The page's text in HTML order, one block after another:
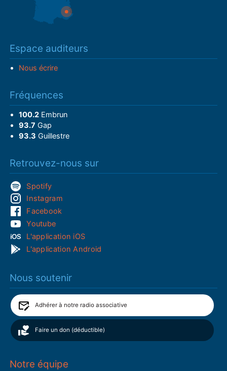
Espace auditeurs
Nous écrire
Fréquences
100.2Embrun
93.7 Gap
93.3 Guillestre
Retrouvez-nous sur
Spotify
Instagram
Facebook
Youtube
L'application iOS
L'application Android
Nous soutenir
Adhérer à notre radio associative
Faire un don (déductible)
Notre équipe